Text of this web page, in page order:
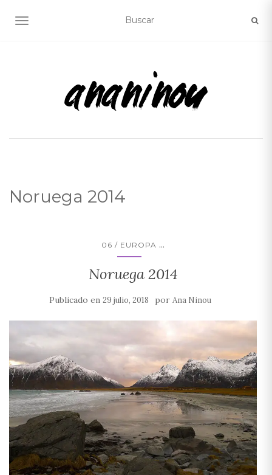
ALTERNAR NAVEGACIÓN
Noruega 2014
06 / EUROPA ...
Noruega 2014
Publicado en 29 julio, 2018 por Ana Ninou